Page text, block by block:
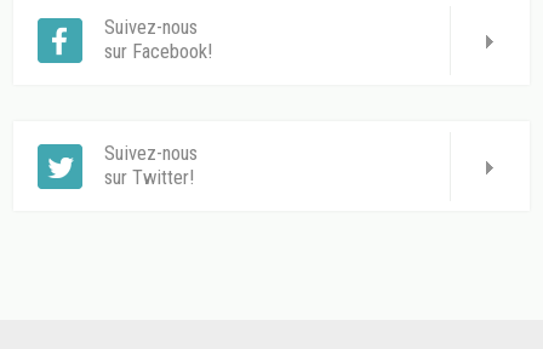
Suivez-nous
sur Facebook!
Suivez-nous
sur Twitter!